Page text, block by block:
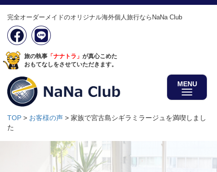
完全オーダーメイドのオリジナル海外個人旅行ならNaNa Club
旅の執事 「ナナトラ」 が真心こめた
おもてなしをさせていただきます。
MENU
TOP > お客様の声 > 家族で宮古島シギラミラージュを満喫しまし
た